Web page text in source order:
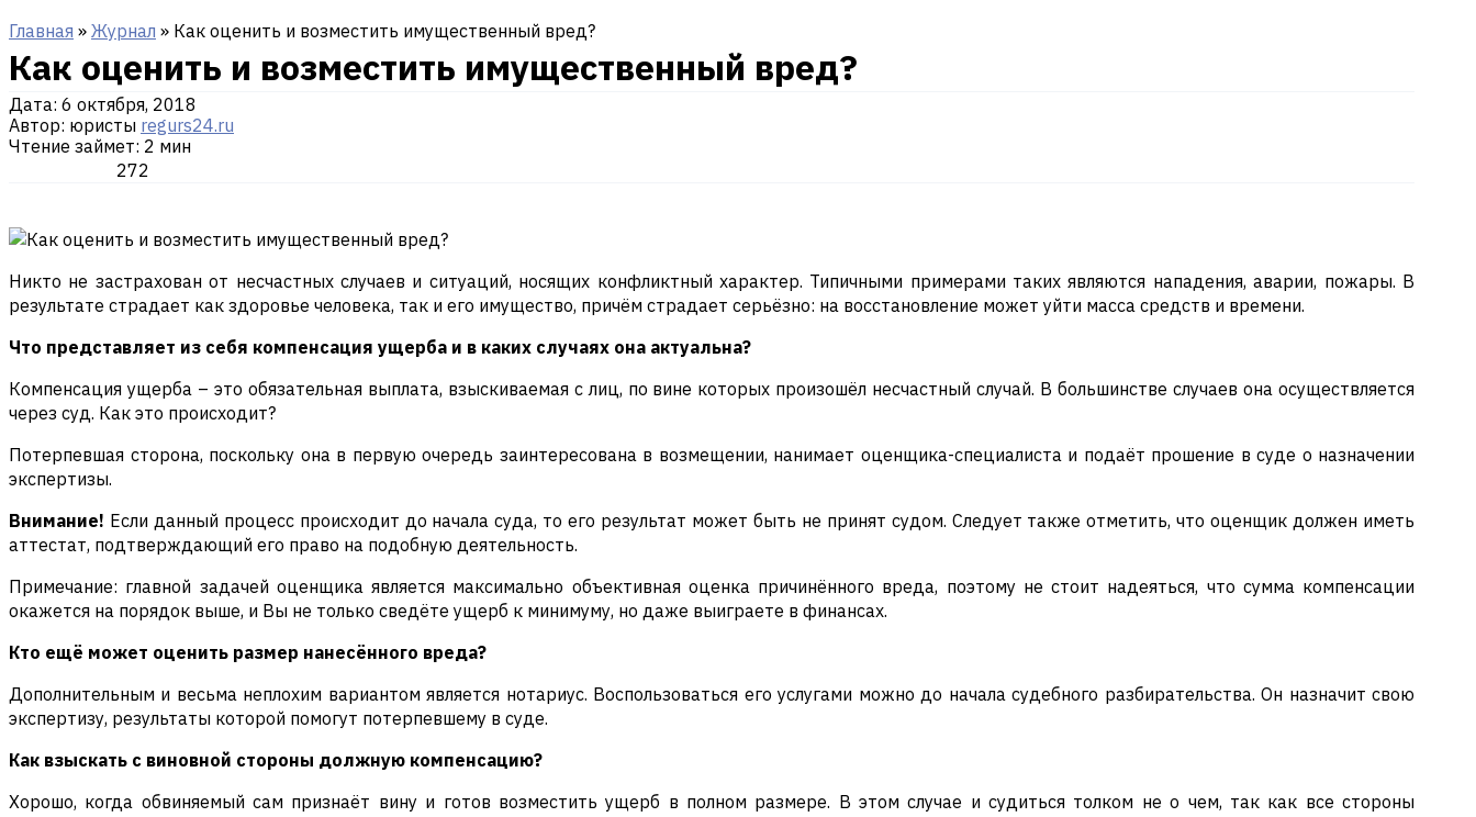
Главная » Журнал » Как оценить и возместить имущественный вред?
Как оценить и возместить имущественный вред?
Дата: 6 октября, 2018
Автор: юристы regurs24.ru
Чтение займет: 2 мин
272
Никто не застрахован от несчастных случаев и ситуаций, носящих конфликтный характер. Типичными примерами таких являются нападения, аварии, пожары. В
результате страдает как здоровье человека, так и его имущество, причём страдает серьёзно: на восстановление может уйти масса средств и времени.
Что представляет из себя компенсация ущерба и в каких случаях она актуальна?
Компенсация ущерба – это обязательная выплата, взыскиваемая с лиц, по вине которых произошёл несчастный случай. В большинстве случаев она осуществляется
через суд. Как это происходит?
Потерпевшая сторона, поскольку она в первую очередь заинтересована в возмещении, нанимает оценщика-специалиста и подаёт прошение в суде о назначении
экспертизы.
Внимание! Если данный процесс происходит до начала суда, то его результат может быть не принят судом. Следует также отметить, что оценщик должен иметь
аттестат, подтверждающий его право на подобную деятельность.
Примечание: главной задачей оценщика является максимально объективная оценка причинённого вреда, поэтому не стоит надеяться, что сумма компенсации
окажется на порядок выше, и Вы не только сведёте ущерб к минимуму, но даже выиграете в финансах.
Кто ещё может оценить размер нанесённого вреда?
Дополнительным и весьма неплохим вариантом является нотариус. Воспользоваться его услугами можно до начала судебного разбирательства. Он назначит свою
экспертизу, результаты которой помогут потерпевшему в суде.
Как взыскать с виновной стороны должную компенсацию?
Хорошо, когда обвиняемый сам признаёт вину и готов возместить ущерб в полном размере. В этом случае и судиться толком не о чем, так как все стороны